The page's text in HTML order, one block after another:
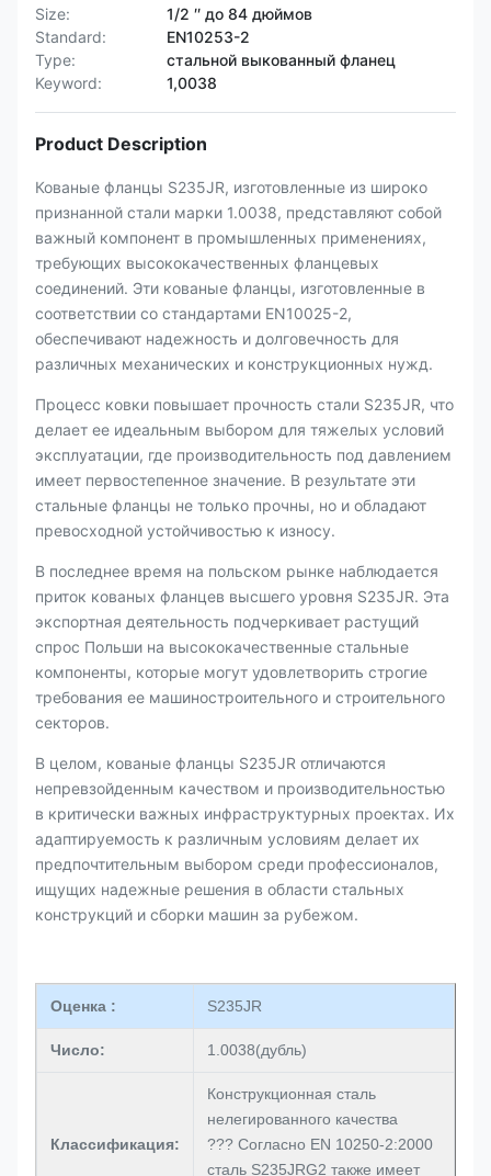
Size:
1/2 ′′ до 84 дюймов
Standard:
EN10253-2
Type:
стальной выкованный фланец
Keyword:
1,0038
Product Description
Кованые фланцы S235JR, изготовленные из широко
признанной стали марки 1.0038, представляют собой
важный компонент в промышленных применениях,
требующих высококачественных фланцевых
соединений. Эти кованые фланцы, изготовленные в
соответствии со стандартами EN10025-2,
обеспечивают надежность и долговечность для
различных механических и конструкционных нужд.
Процесс ковки повышает прочность стали S235JR, что
делает ее идеальным выбором для тяжелых условий
эксплуатации, где производительность под давлением
имеет первостепенное значение. В результате эти
стальные фланцы не только прочны, но и обладают
превосходной устойчивостью к износу.
В последнее время на польском рынке наблюдается
приток кованых фланцев высшего уровня S235JR. Эта
экспортная деятельность подчеркивает растущий
спрос Польши на высококачественные стальные
компоненты, которые могут удовлетворить строгие
требования ее машиностроительного и строительного
секторов.
В целом, кованые фланцы S235JR отличаются
непревзойденным качеством и производительностью
в критически важных инфраструктурных проектах. Их
адаптируемость к различным условиям делает их
предпочтительным выбором среди профессионалов,
ищущих надежные решения в области стальных
конструкций и сборки машин за рубежом.
Оценка : S235JR
Число: 1.0038(дубль)
Классификация:
Конструкционная сталь
нелегированного качества
??? Согласно EN 10250-2:2000
сталь S235JRG2 также имеет